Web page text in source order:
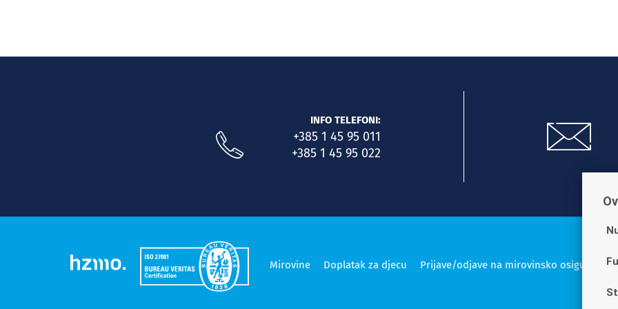
INFO TELEFONI:
+385 1 45 95 011
+385 1 45 95 022
Mirovine Doplatak za djecu Prijave/odjave na mirovinsko osiguranje